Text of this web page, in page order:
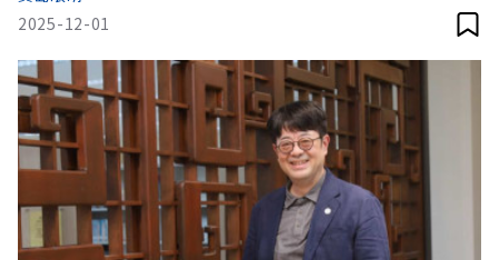
11月23日上午6時46 分，在屏東縣旭海科研火箭發射場
成功發射升空，飛行時間達38秒、估計射高超過7公里，
並成功驗證其航電系統在高速與強烈震動下的即時
2025-12-01